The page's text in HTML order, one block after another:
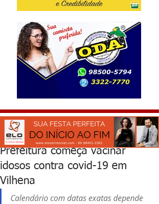
Prefeitura começa vacinar
idosos contra covid-19 em
Vilhena
Calendário com datas exatas depende